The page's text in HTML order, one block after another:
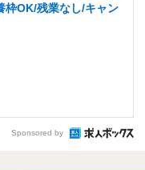
枠OK/残業なし/キャン
Sponsored by